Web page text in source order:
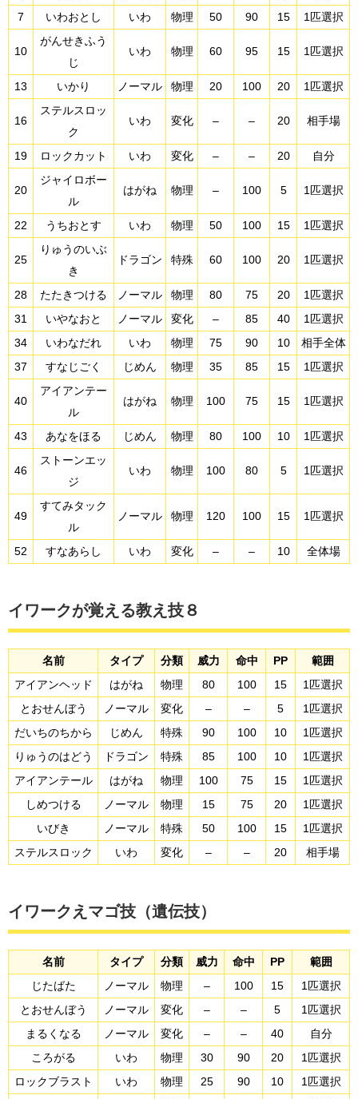
7
いわおとし いわ 物理 50 90 15 1匹選択
10
がんせきふう
じ
いわ 物理 60 95 15 1匹選択
13 いかり ノーマル 物理 20 100 20 1匹選択
16
ステルスロッ
ク
いわ 変化 – – 20 相手場
19 ロックカット いわ 変化 – – 20 自分
20
ジャイロボー
ル
はがね 物理 – 100 5 1匹選択
22 うちおとす いわ 物理 50 100 15 1匹選択
25
りゅうのいぶ
き
ドラゴン 特殊 60 100 20 1匹選択
28 たたきつける ノーマル 物理 80 75 20
1匹選択
31
いやなおと ノーマル 変化 – 85 40
1匹選択
34
いわなだれ いわ 物理 75 90 10
相手全体
37
すなじごく じめん 物理 35 85 15 1匹選択
40
アイアンテー
ル
はがね 物理 100 75 15 1匹選択
43 あなをほる じめん 物理 80 100 10 1匹選択
46
ストーンエッ
ジ
いわ 物理 100 80 5 1匹選択
49
すてみタック
ル
ノーマル 物理 120 100 15 1匹選択
52 すなあらし いわ 変化 – – 10 全体場
イワークが覚える教え技８
名前 タイプ 分類 威力 命中 PP
範囲
アイアンヘッド
はがね 物理 80 100 15
1匹選択
とおせんぼう
ノーマル 変化 – – 5
1匹選択
だいちのちから
じめん 特殊 90 100 10
1匹選択
りゅうのはどう
ドラゴン 特殊 85 100 10
1匹選択
アイアンテール
はがね 物理 100 75 15
1匹選択
しめつける
ノーマル 物理 15 75 20
1匹選択
いびき
ノーマル 特殊 50 100 15
1匹選択
ステルスロック
いわ 変化 – – 20 相手場
イワークえマゴ技（遺伝技）
名前 タイプ 分類 威力 命中 PP
範囲
じたばた
ノーマル 物理 – 100 15
1匹選択
とおせんぼう
ノーマル 変化 – – 5
1匹選択
まるくなる
ノーマル 変化 – – 40
自分
ころがる
いわ 物理 30 90 20
1匹選択
ロックブラスト
いわ 物理 25 90 10
1匹選択